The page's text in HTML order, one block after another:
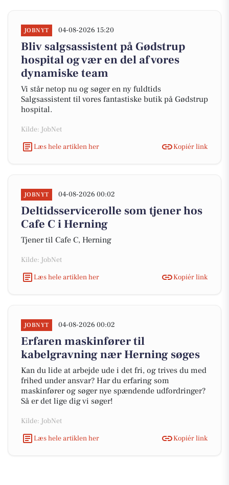
JOBNYT 04-08-2026 15:20
Bliv salgsassistent på Gødstrup
hospital og vær en del af vores
dynamiske team
Vi står netop nu og søger en ny fuldtids
Salgsassistent til vores fantastiske butik på Gødstrup
hospital.
Kilde: JobNet
Læs hele artiklen her
Kopiér link
JOBNYT 04-08-2026 00:02
Deltidsservicerolle som tjener hos
Cafe C i Herning
Tjener til Cafe C, Herning
Kilde: JobNet
Læs hele artiklen her
Kopiér link
JOBNYT 04-08-2026 00:02
Erfaren maskinfører til
kabelgravning nær Herning søges
Kan du lide at arbejde ude i det fri, og trives du med
frihed under ansvar? Har du erfaring som
maskinfører og søger nye spændende udfordringer?
Så er det lige dig vi søger!
Kilde: JobNet
Læs hele artiklen her
Kopiér link